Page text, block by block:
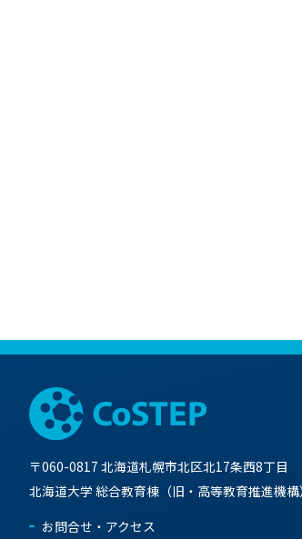
〒060-0817 北海道札幌市北区北17条西8丁目
北海道大学 総合教育棟（旧・高等教育推進機
お問合せ・アクセス